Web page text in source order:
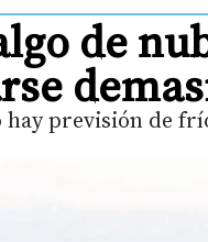
de
hay previsión de